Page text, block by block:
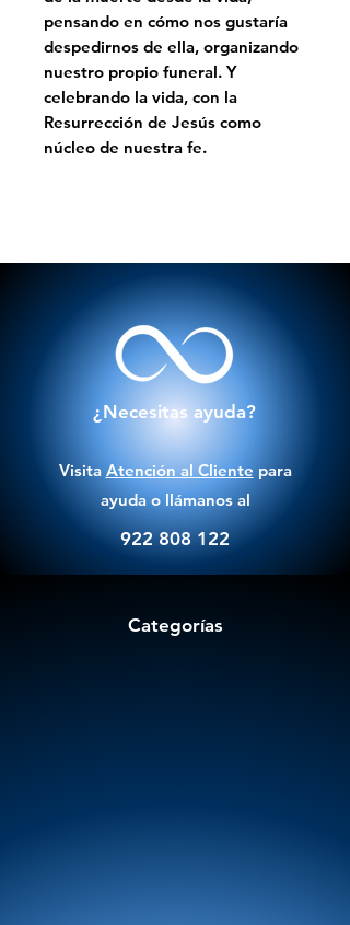
pensando en cómo nos gustaría
despedirnos de ella, organizando
nuestro propio funeral. Y
celebrando la vida, con la
Resurrección de Jesús como
núcleo de nuestra fe.
¿Necesitas ayuda?
Visita Atención al Cliente para
ayuda o llámanos al
922 808 122
Categorías